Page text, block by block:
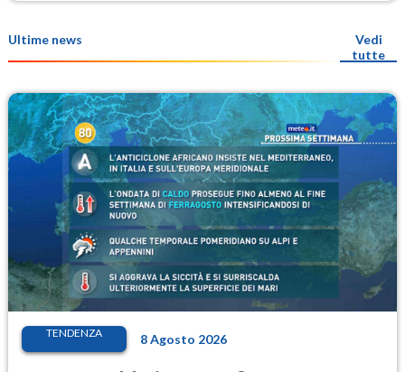
Ultime news
Vedi
tutte
TENDENZA 8 Agosto 2026